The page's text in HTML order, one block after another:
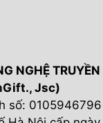
NGHỆ TRUYỀN
Jsc)
số: 0105946796